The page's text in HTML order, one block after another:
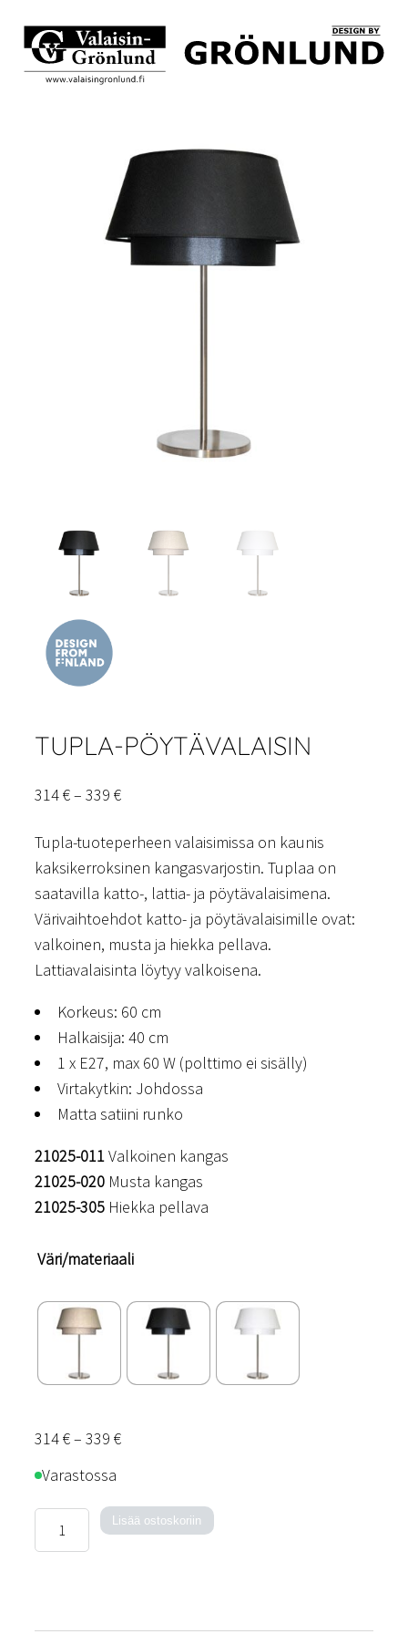
TUPLA-PÖYTÄVALAISIN
314€– 339 €Hintaluokka:
–
339 €
Tupla-tuoteperheen valaisimissa on kaunis
kaksikerroksinen kangasvarjostin. Tuplaa on
saatavilla katto-, lattia- ja pöytävalaisimena.
Värivaihtoehdot katto- ja pöytävalaisimille ovat:
valkoinen, musta ja hiekka pellava.
Lattiavalaisinta löytyy valkoisena.
Korkeus: 60 cm
Halkaisija: 40 cm
1 x E27, max 60 W (polttimo ei sisälly)
Virtakytkin: Johdossa
Matta satiini runko
21025-011Valkoinen kangas
21025-020 Musta kangas
21025-305 Hiekka pellava
Väri/materiaali
314€– 339 €Hintaluokka:
339 €
Varastossa
pöytävalaisin
Lisää ostoskoriin